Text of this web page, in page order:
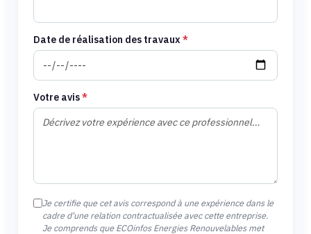
Date de réalisation des travaux *
Votre avis*
Je certifie que cet avis correspond à une expérience dans le
cadre d'une relation contractualisée avec cette entreprise.
Je comprends que ECOinfos Energies Renouvelables met